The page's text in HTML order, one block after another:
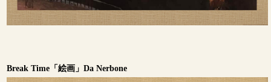
Break Time「絵画」Da Nerbone